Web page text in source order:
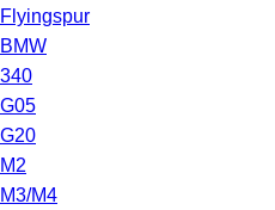
Flyingspur
BMW
340
G05
G20
M2
M3/M4